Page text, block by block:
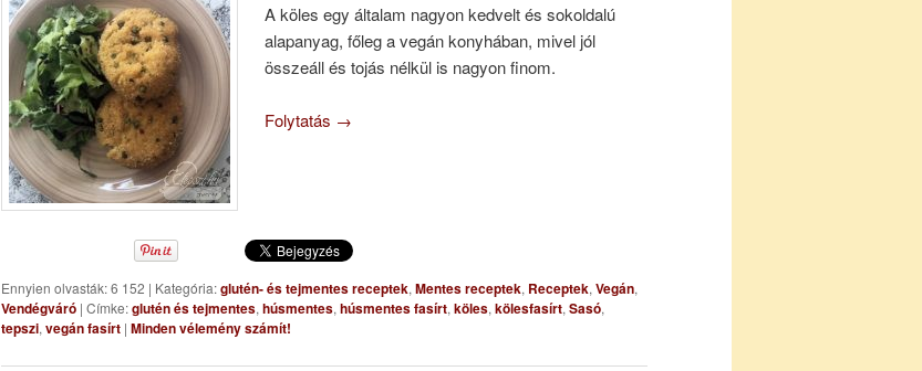
A köles egy általam nagyon kedvelt és sokoldalú
alapanyag, főleg a vegán konyhában, mivel jól
összeáll és tojás nélkül is nagyon finom.
Folytatás →
Ennyien olvasták: 6 152 | Kategória:glutén- és tejmentes receptek, Mentes receptek, Receptek, Vegán,
Vendégváró | Címke:glutén és tejmentes, húsmentes, húsmentes fasírt, köles, kölesfasírt, Sasó,
tepszi, vegán fasírt | Minden vélemény számít!